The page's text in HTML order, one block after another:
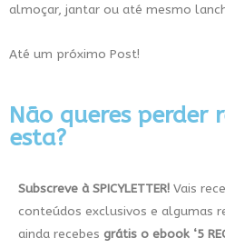
almoçar, jantar ou até mesmo
Até um próximo Post!
Não queres perder
esta?
Subscreve à SPICYLETTER! Vais
conteúdos exclusivos e algumas
ainda recebes grátis o ebook ‘5